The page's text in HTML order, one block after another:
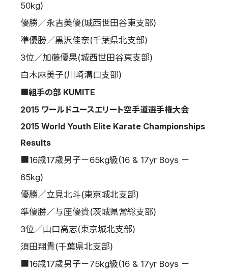
50kg)
優勝／永吉美優(城西世田谷東支部)
準優勝／黒沢佳奈(千葉県北支部)
3位／加藤優果(城西世田谷東支部)
白木麻美子(川崎溝口支部)
■組手の部 KUMITE
2015 ワールドユースエリート空手道選手権大会
2015 World Youth Elite Karate Championships
Results
■16歳17歳男子－65kg級(16 & 17yr Boys －
65kg)
優勝／立見北斗(東京城北支部)
準優勝／与座優貴(茨城県常総支部)
3位／山口高志(東京城北支部)
須田翔貴(千葉県北支部)
■16歳17歳男子－75kg級(16 & 17yr Boys －